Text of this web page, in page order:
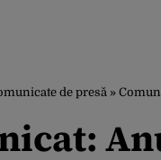
de presă »